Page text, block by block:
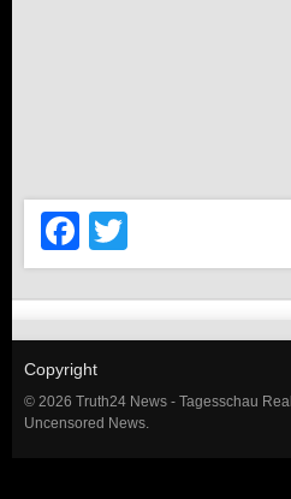
Facebook
Copyright
© 2026 Truth24 News - Tagesschau Real
Uncensored News.